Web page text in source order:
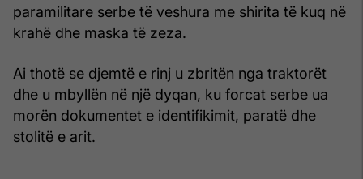
paramilitare serbe të veshura me shirita të kuq në
krahë dhe maska të zeza.
Ai thotë se djemtë e rinj u zbritën nga traktorët
dhe u mbyllën në një dyqan, ku forcat serbe ua
morën dokumentet e identifikimit, paratë dhe
stolitë e arit.